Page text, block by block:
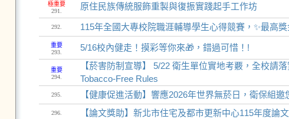
極重要
291.
原住民族傳統服飾重製與復振實踐起手工作坊
292. 115年全國大專校院職涯輔導學生心得競賽，✨最高獎
重要
293.
5/16校內健走！摸彩等你來🎁，錯過可惜！!
重要
294.
【菸害防制宣導】 5/22 衛生單位實地考覈，全校請
Tobacco-Free Rules
295. 【健康促進活動】響應2026年世界無菸日，衛保組
296. 【論文獎助】新北市住宅及都市更新中心115年度論